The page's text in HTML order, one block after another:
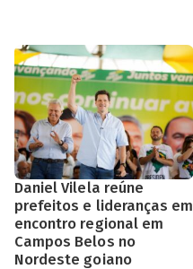
Daniel Vilela reúne
prefeitos e lideranças em
encontro regional em
Campos Belos no
Nordeste goiano